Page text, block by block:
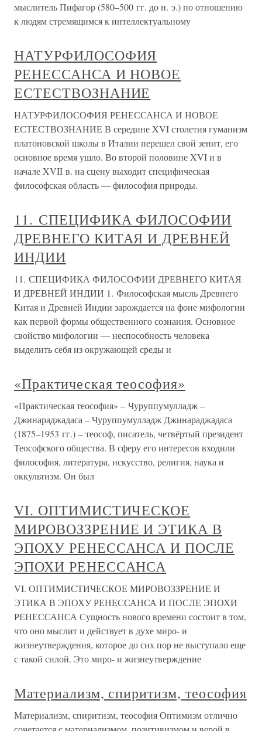
мыслитель Пифагор (580–500 гг. до н. э.) по отношению
к людям стремящимся к интеллектуальному
НАТУРФИЛОСОФИЯ
РЕНЕССАНСА И НОВОЕ
ЕСТЕСТВОЗНАНИЕ
НАТУРФИЛОСОФИЯ РЕНЕССАНСА И НОВОЕ
ЕСТЕСТВОЗНАНИЕ В середине XVI столетия гуманизм
платоновской школы в Италии перешел свой зенит, его
основное время ушло. Во второй половине XVI и в
начале XVII в. на сцену выходит специфическая
философская область — философия природы.
11. СПЕЦИФИКА ФИЛОСОФИИ
ДРЕВНЕГО КИТАЯ И ДРЕВНЕЙ
ИНДИИ
11. СПЕЦИФИКА ФИЛОСОФИИ ДРЕВНЕГО КИТАЯ
И ДРЕВНЕЙ ИНДИИ 1. Философская мысль Древнего
Китая и Древней Индии зарождается на фоне мифологии
как первой формы общественного сознания. Основное
свойство мифологии — неспособность человека
выделить себя из окружающей среды и
«Практическая теософия»
«Практическая теософия» – Чуруппумулладж –
Джинараджадаса – Чуруппумулладж Джинараджадаса
(1875–1953 гг.) – теософ, писатель, четвёртый президент
Теософского общества. В сферу его интересов входили
философия, литература, искусство, религия, наука и
оккультизм. Он был
VI. ОПТИМИСТИЧЕСКОЕ
МИРОВОЗЗРЕНИЕ И ЭТИКА В
ЭПОХУ РЕНЕССАНСА И ПОСЛЕ
ЭПОХИ РЕНЕССАНСА
VI. ОПТИМИСТИЧЕСКОЕ МИРОВОЗЗРЕНИЕ И
ЭТИКА В ЭПОХУ РЕНЕССАНСА И ПОСЛЕ ЭПОХИ
РЕНЕССАНСА Сущность нового времени состоит в том,
что оно мыслит и действует в духе миро- и
жизнеутверждения, которое до сих пор не выступало еще
с такой силой. Это миро- и жизнеутверждение
Материализм, спиритизм, теософия
Материализм, спиритизм, теософия Оптимизм отлично